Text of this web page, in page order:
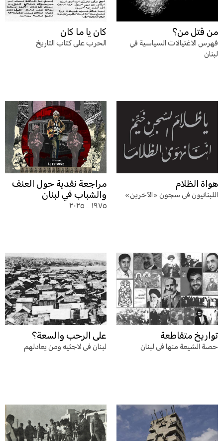
من قتل من؟
فهرس الاغتيالات السياسية في
لبنان
كان يا ما كان
الحرب على كتاب التاريخ
هواة الظلام
اللبنانيون في سجون «الآخرين»
مراجعة نقدية حول العنف
والشباب في لبنان
١٩٧٥ – ٢٠٢٥
تواريخ متقاطعة
حصة الشيعة منها في لبنان
على الرحب والسعة؟
لبنان في لاجئيه ومن يعادلهم